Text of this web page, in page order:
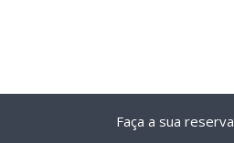
Faça a sua reserva